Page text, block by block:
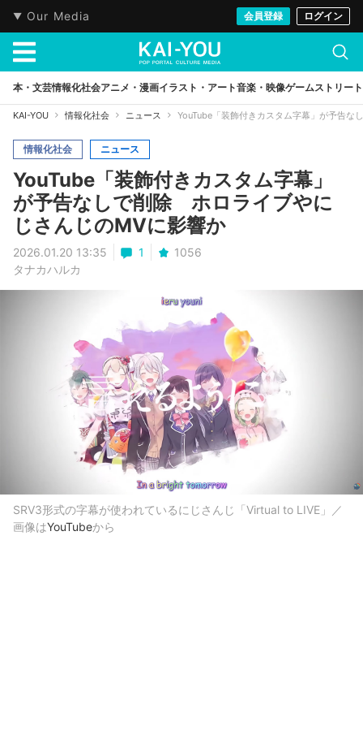
Our Media 会員登録 ログイン
本・文芸情報化社会アニメ・漫画イラスト・アート音楽・映像ゲームストリート
KAI-YOU 情報化社会 ニュース YouTube「装飾付きカスタム字幕」が予告
情報化社会 ニュース
YouTube「装飾付きカスタム字幕」
が予告なしで削除 ホロライブやに
じさんじのMVに影響か
2026.01.20 13:35 1
1056
タナカハルカ
SRV3形式の字幕が使われているにじさんじ「Virtual to LIVE」／
画像はYouTubeから